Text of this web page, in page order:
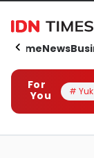
HomeNews
For
You
#